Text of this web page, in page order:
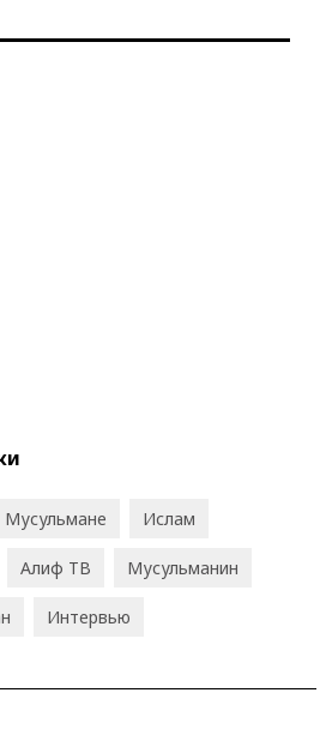
Мусульмане Ислам
Алиф ТВ Мусульманин
Интервью